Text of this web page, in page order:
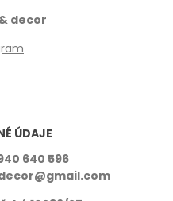
decor
ÚDAJE
640 596